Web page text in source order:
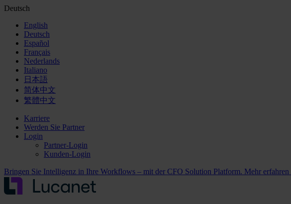
Deutsch
English
Deutsch
Español
Français
Nederlands
Italiano
日本語
简体中文
繁體中文
Karriere
Werden Sie Partner
Login
Partner-Login
Kunden-Login
Bringen Sie Intelligenz in Ihre Workflows – mit der CFO Solution Platform. Mehr erfahren